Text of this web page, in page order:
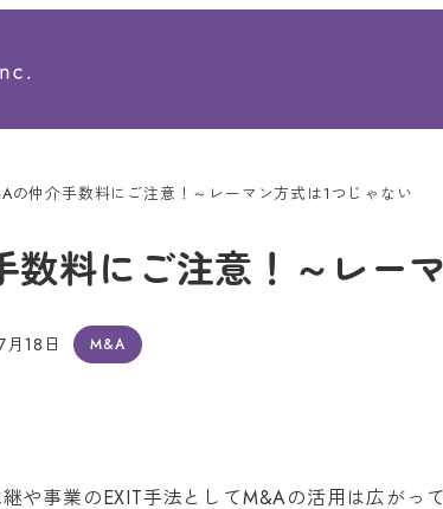
の仲介手数料にご注意！～レーマン方式は1つじゃない
数料にご注意！～レー
18日 M&A
や事業のEXIT手法としてM&Aの活用は広がっ